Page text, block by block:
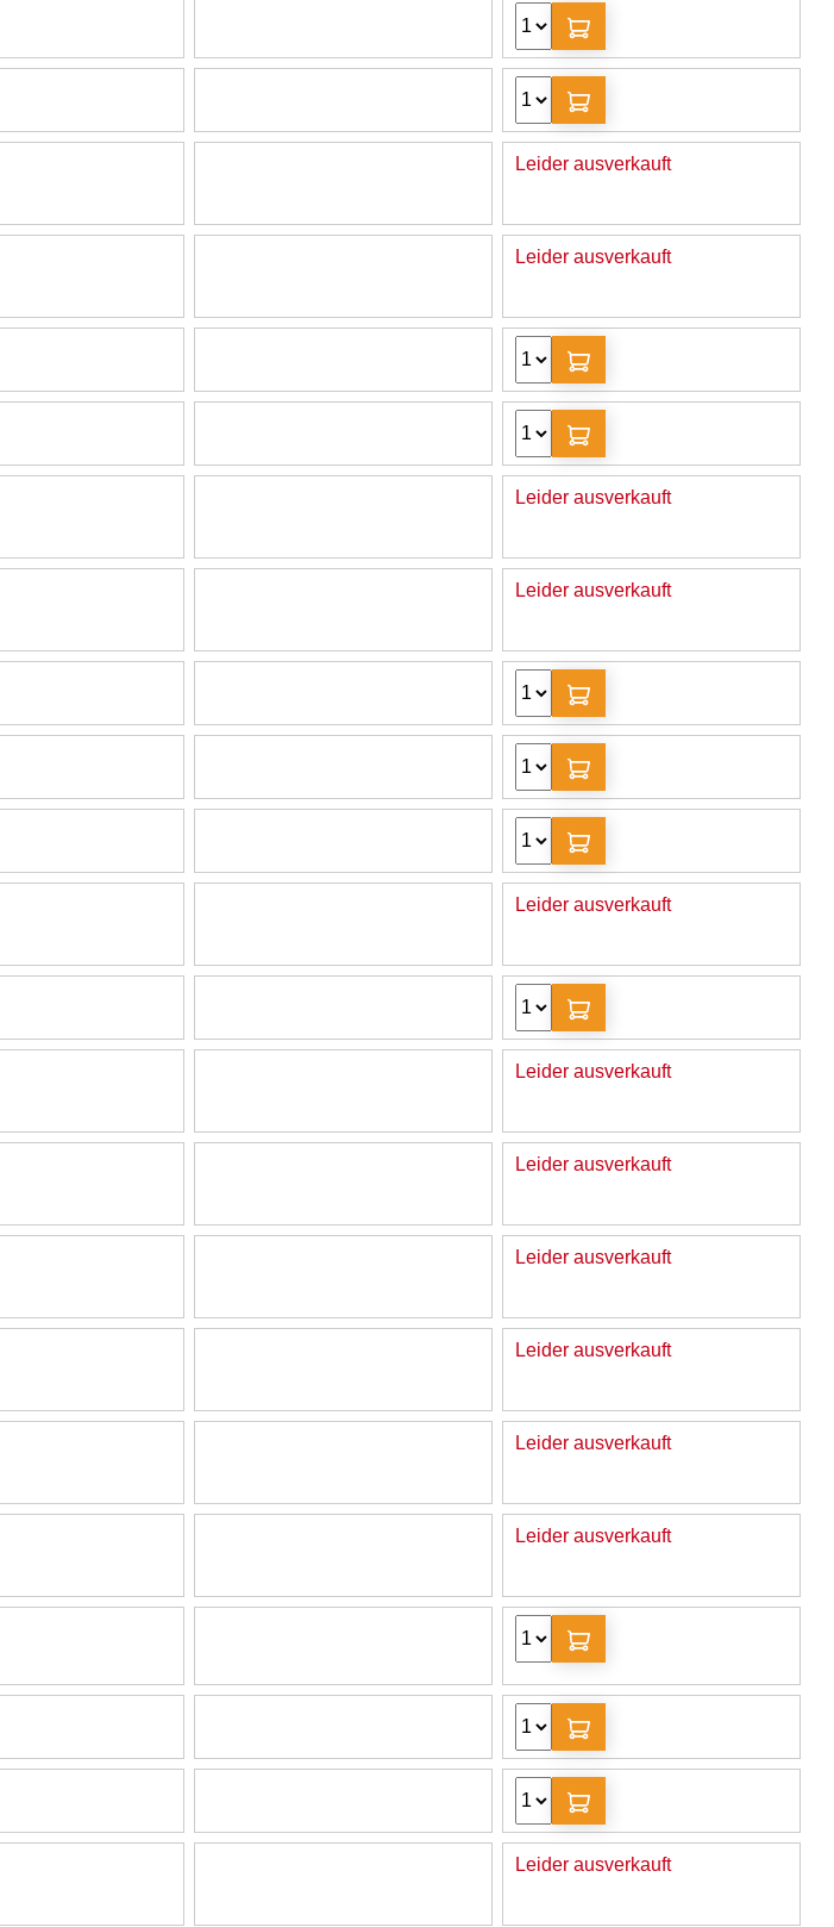
Leider ausverkauft
Leider ausverkauft
Leider ausverkauft
Leider ausverkauft
Leider ausverkauft
Leider ausverkauft
Leider ausverkauft
Leider ausverkauft
Leider ausverkauft
Leider ausverkauft
Leider ausverkauft
Leider ausverkauft